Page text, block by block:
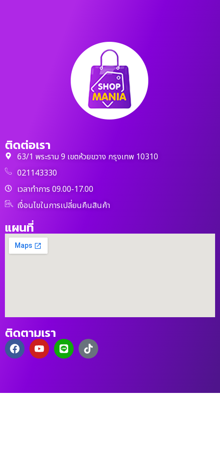
ติดต่อเรา
63/1 พระราม 9 เขตห้วยขวาง กรุงเทพ 10310
021143330
เวลาทำการ 09.00-17.00
เงื่อนไขในการเปลี่ยนคืนสินค้า
แผนที่
ติดตามเรา